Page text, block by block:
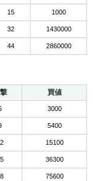
15 1000
32 1430000
44 2860000
買値
3000
5400
15100
36300
75600